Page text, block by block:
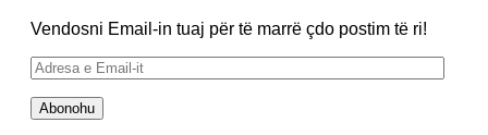
Vendosni Email-in tuaj për të marrë çdo postim të ri!
Adresa
e
Email-
it
Abonohu